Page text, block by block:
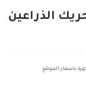
الذراعين
باسعار الموقع